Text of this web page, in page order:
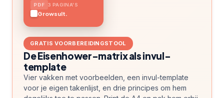
3 PAGINA'S
Growsult.
GRATIS VOORBEREIDINGSTOOL
De Eisenhower-matrix als invul-
template
Vier vakken met voorbeelden, een invul-template
voor je eigen takenlijst, en drie principes om hem